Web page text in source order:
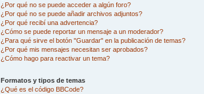
¿Por qué no se puede acceder a algún foro?
¿Por qué no se puede añadir archivos adjuntos?
¿Por qué recibí una advertencia?
¿Cómo se puede reportar un mensaje a un moderador?
¿Para qué sirve el botón "Guardar" en la publicación de temas?
¿Por qué mis mensajes necesitan ser aprobados?
¿Cómo hago para reactivar un tema?
Formatos y tipos de temas
¿Qué es el código BBCode?